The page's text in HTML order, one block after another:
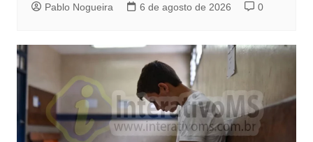
Pablo Nogueira 6 de agosto de 2026 0